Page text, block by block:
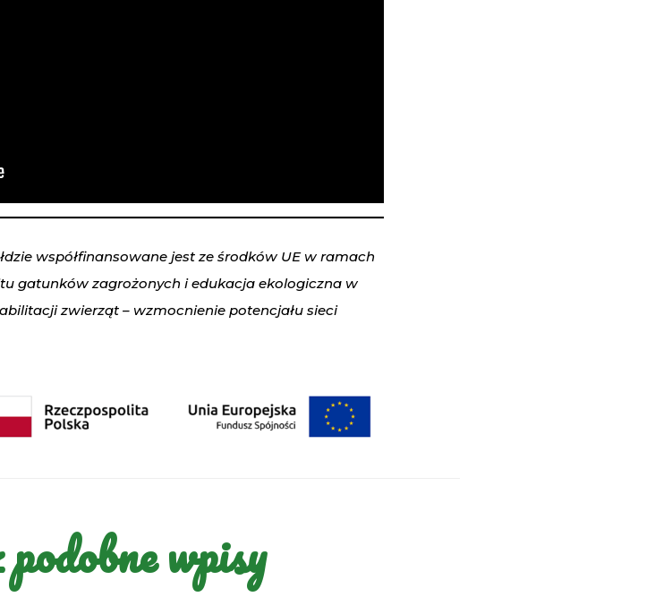
współfinansowane jest ze środków UE w ramach
gatunków zagrożonych i edukacja ekologiczna w
zwierząt – wzmocnienie potencjału sieci
wpisy